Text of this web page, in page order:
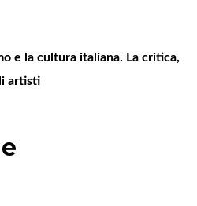
e la cultura italiana. La critica,
artisti